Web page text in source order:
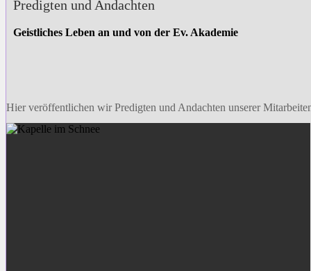
Predigten und Andachten
Geistliches Leben an und von der Ev. Akademie
Hier veröffentlichen wir Predigten und Andachten unserer